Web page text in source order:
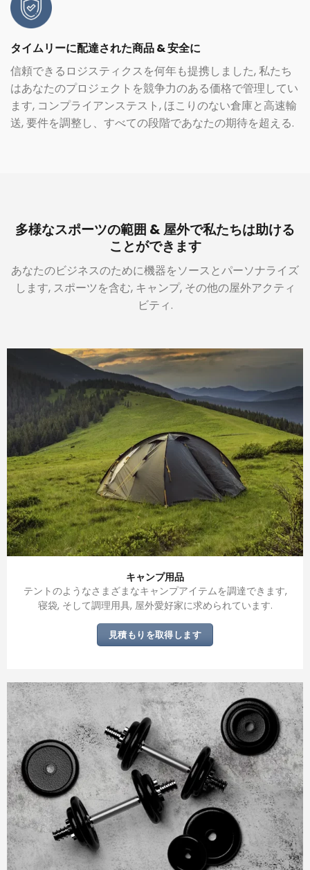
タイムリーに配達された商品 & 安全に
信頼できるロジスティクスを何年も提携しました, 私たち
はあなたのプロジェクトを競争力のある価格で管理してい
ます, コンプライアンステスト, ほこりのない倉庫と高速輸
送, 要件を調整し、すべての段階であなたの期待を超える.
多様なスポーツの範囲 & 屋外で私たちは助ける
ことができます
あなたのビジネスのために機器をソースとパーソナライズ
します, スポーツを含む, キャンプ, その他の屋外アクティ
ビティ.
キャンプ用品
テントのようなさまざまなキャンプアイテムを調達できます,
寝袋, そして調理用具, 屋外愛好家に求められています.
見積もりを取得します